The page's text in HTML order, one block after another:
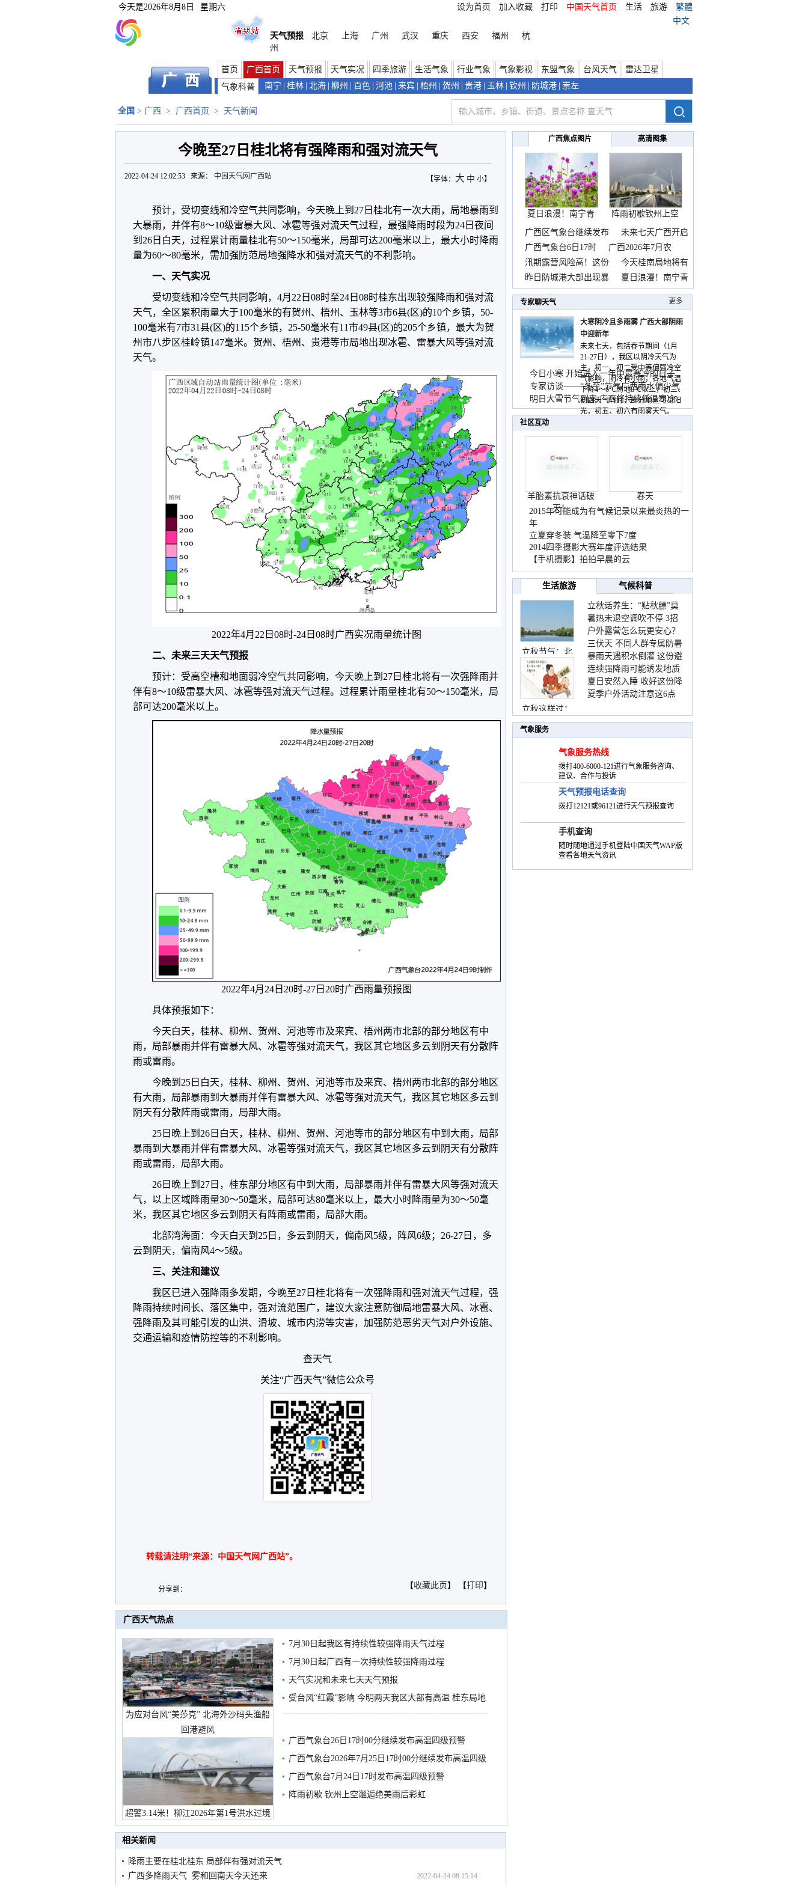
今天是2026年8月8日 星期六 设为首页 加入收藏 打印 中国天气首页 生活 旅游
繁體
中文
天气预报
北京 上海 广州 武汉 重庆 西安 福州
杭
州
首页 广西首页 天气预报 天气实况 四季旅游 生活气象 行业气象 气象影视 东盟气象 台风天气
雷达卫星
气象科普
南宁 桂林 北海 柳州 百色 河池 来宾 梧州 贺州 贵港 玉林 钦州 防城港 崇左
全国 > 广西 > 广西首页 > 天气新闻
今晚至27日桂北将有强降雨和强对流天气
【字体： 大 中 小】
2022-04-24 12:02:53 来源： 中国天气网广西站
预计，受切变线和冷空气共同影响，今天晚上到27日桂北有一次大雨，局地暴雨到
大暴雨，并伴有8～10级雷暴大风、冰雹等强对流天气过程，最强降雨时段为24日夜间
到26日白天，过程累计雨量桂北有50～150毫米，局部可达200毫米以上，最大小时降雨
量为60～80毫米，需加强防范局地强降水和强对流天气的不利影响。
一、天气实况
受切变线和冷空气共同影响，4月22日08时至24日08时桂东出现较强降雨和强对流
天气，全区累积雨量大于100毫米的有贺州、梧州、玉林等3市6县(区)的10个乡镇，50-
100毫米有7市31县(区)的115个乡镇，25-50毫米有11市49县(区)的205个乡镇，最大为贺
州市八步区桂岭镇147毫米。贺州、梧州、贵港等市局地出现冰雹、雷暴大风等强对流
天气。
2022年4月22日08时-24日08时广西实况雨量统计图
二、未来三天天气预报
预计：受高空槽和地面弱冷空气共同影响，今天晚上到27日桂北将有一次强降雨并
伴有8～10级雷暴大风、冰雹等强对流天气过程。过程累计雨量桂北有50～150毫米，局
部可达200毫米以上。
2022年4月24日20时-27日20时广西雨量预报图
具体预报如下：
今天白天，桂林、柳州、贺州、河池等市及来宾、梧州两市北部的部分地区有中
雨，局部暴雨并伴有雷暴大风、冰雹等强对流天气，我区其它地区多云到阴天有分散阵
雨或雷雨。
今晚到25日白天，桂林、柳州、贺州、河池等市及来宾、梧州两市北部的部分地区
有大雨，局部暴雨到大暴雨并伴有雷暴大风、冰雹等强对流天气，我区其它地区多云到
阴天有分散阵雨或雷雨，局部大雨。
25日晚上到26日白天，桂林、柳州、贺州、河池等市的部分地区有中到大雨，局部
暴雨到大暴雨并伴有雷暴大风、冰雹等强对流天气，我区其它地区多云到阴天有分散阵
雨或雷雨，局部大雨。
26日晚上到27日，桂东部分地区有中到大雨，局部暴雨并伴有雷暴大风等强对流天
气，以上区域降雨量30～50毫米，局部可达80毫米以上，最大小时降雨量为30～50毫
米，我区其它地区多云到阴天有阵雨或雷雨，局部大雨。
北部湾海面：今天白天到25日，多云到阴天，偏南风5级，阵风6级；26-27日，多
云到阴天，偏南风4～5级。
三、关注和建议
我区已进入强降雨多发期，今晚至27日桂北将有一次强降雨和强对流天气过程，强
降雨持续时间长、落区集中，强对流范围广，建议大家注意防御局地雷暴大风、冰雹、
强降雨及其可能引发的山洪、滑坡、城市内涝等灾害，加强防范恶劣天气对户外设施、
交通运输和疫情防控等的不利影响。
查天气
关注“广西天气”微信公众号
转载请注明“来源：中国天气网广西站”。
分享到： 【收藏此页 】 【打印】
广西天气热点
为应对台风“美莎克” 北海外沙码头渔船
回港避风
超警3.14米！柳江2026年第1号洪水过境
市民在堤岸见证汛况
7月30日起我区有持续性较强降雨天气过程
7月30日起广西有一次持续性较强降雨过程
天气实况和未来七天天气预报
受台风“红霞”影响 今明两天我区大部有高温 桂东局地
有较强降雨
广西气象台26日17时00分继续发布高温四级预警
广西气象台2026年7月25日17时00分继续发布高温四级
预警
广西气象台7月24日17时发布高温四级预警
阵雨初歇 钦州上空邂逅绝美雨后彩虹
相关新闻
降雨主要在桂北桂东 局部伴有强对流天气
2022-04-24 08:15:14
广西多降雨天气 雾和回南天今天还来
广西焦点图片 高清图集
夏日浪漫！南宁青
秀山
阵雨初歇钦州上空
邂逅
广西区气象台继续发布
未来七天广西开启
晴热
广西气象台6日17时
广西2026年7月农
汛期露营风险高！这份
今天桂南局地将有
暴雨
昨日防城港大部出现暴
夏日浪漫！南宁青
秀山
专家聊天气 更多
大寒阴冷且多雨雾 广西大部阴雨
中迎新年
未来七天，包括春节期间（1月
21-27日），我区以阴冷天气为
主，初一、初二受中等偏强冷空
气影响，阴冷有小雨，各地气温
下降4～6℃局地8℃以上，初三、
初四天气转好，部分地区可见阳
光，初五、初六有雨雾天气。
今日小寒 开始进入一年中最寒冷的日子
专家访谈——“冬至”节气广西雨水偏少气
温低
明日大雪节气到来 广西将持续低温寒冷
天气
社区互动
羊胎素抗衰神话破
灭！
春天
2015年可能成为有气候记录以来最炎热的一
年
立夏穿冬装 气温降至零下7度
2014四季摄影大赛年度评选结果
【手机摄影】拍拍早晨的云
生活旅游 气候科普
立秋节气：北
立秋这样过：
立秋话养生：“贴秋膘”莫
着急 先清暑再防燥
暑热未退空调吹不停 3招
护住肩颈不酸痛
户外露营怎么玩更安心？
这份攻略请收好
三伏天 不同人群专属防暑
要点请收好
暴雨天遇积水倒灌 这份避
险提示请收好
连续强降雨可能诱发地质
灾害 这些前兆要知道
夏日安然入睡 收好这份降
温小贴士
夏季户外活动注意这6点
气象服务
气象服务热线
拨打400-6000-121进行气象服务咨询、
建议、合作与投诉
天气预报电话查询
拨打12121或96121进行天气预报查询
手机查询
随时随地通过手机登陆中国天气WAP版
查看各地天气资讯